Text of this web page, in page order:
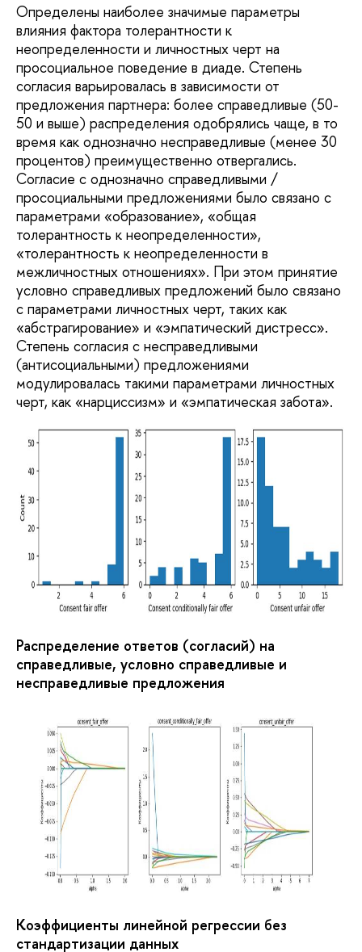
Определены наиболее значимые параметры
влияния фактора толерантности к
неопределенности и личностных черт на
просоциальное поведение в диаде. Степень
согласия варьировалась в зависимости от
предложения партнера: более справедливые (50-
50 и выше) распределения одобрялись чаще, в то
время как однозначно несправедливые (менее 30
процентов) преимущественно отвергались.
Согласие с однозначно справедливыми /
просоциальными предложениями было связано с
параметрами «образование», «общая
толерантность к неопределенности»,
«толерантность к неопределенности в
межличностных отношениях». При этом принятие
условно справедливых предложений было связано
с параметрами личностных черт, таких как
«абстрагирование» и «эмпатический дистресс».
Степень согласия с несправедливыми
(антисоциальными) предложениями
модулировалась такими параметрами личностных
черт, как «нарциссизм» и «эмпатическая забота».
Распределение ответов (согласий) на
справедливые, условно справедливые и
несправедливые предложения
Коэффициенты линейной регрессии без
стандартизации данных